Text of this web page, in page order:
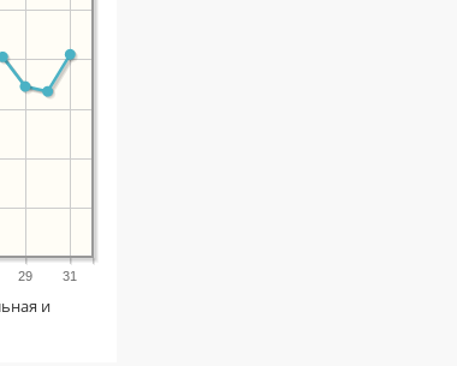
29 31
и